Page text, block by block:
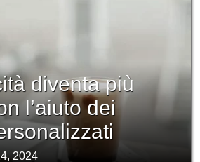
diventa più
l’aiuto dei
2024